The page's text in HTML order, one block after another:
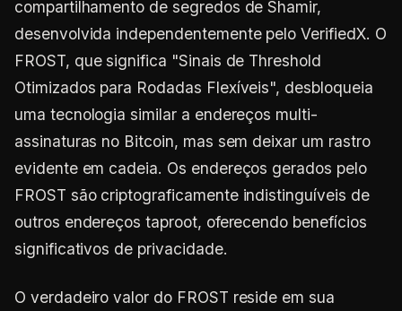
compartilhamento de segredos de Shamir,
desenvolvida independentemente pelo VerifiedX. O
FROST, que significa "Sinais de Threshold
Otimizados para Rodadas Flexíveis", desbloqueia
uma tecnologia similar a endereços multi-
assinaturas no Bitcoin, mas sem deixar um rastro
evidente em cadeia. Os endereços gerados pelo
FROST são criptograficamente indistinguíveis de
outros endereços taproot, oferecendo benefícios
significativos de privacidade.
O verdadeiro valor do FROST reside em sua